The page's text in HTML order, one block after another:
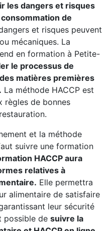
les dangers et risques
de
et risques peuvent
mécaniques. La
en formation à Petite-
le processus de
matières premières
La méthode HACCP est
règles de bonnes
et la méthode
suivre une formation
HACCP aura
relatives à
Elle permettra
alimentaire de satisfaire
leur sécurité
possible de suivre la